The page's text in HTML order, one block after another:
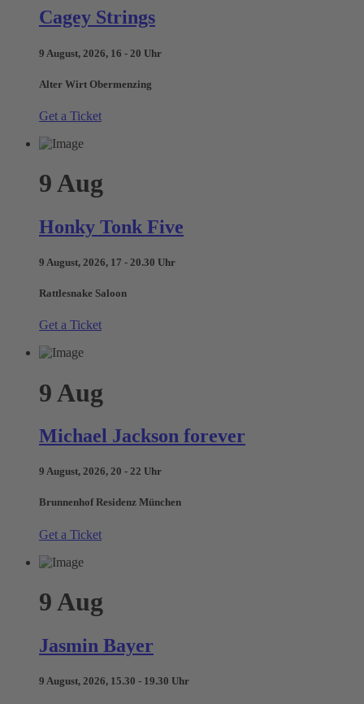
Cagey Strings
9 August, 2026, 16 - 20 Uhr
Alter Wirt Obermenzing
Get a Ticket
9Aug
Honky Tonk Five
9 August, 2026, 17 - 20.30 Uhr
Rattlesnake Saloon
Get a Ticket
9 Aug
Michael Jackson forever
9 August, 2026, 20 - 22 Uhr
Brunnenhof Residenz München
Get a Ticket
9 Aug
Jasmin Bayer
9 August, 2026, 15.30 - 19.30 Uhr